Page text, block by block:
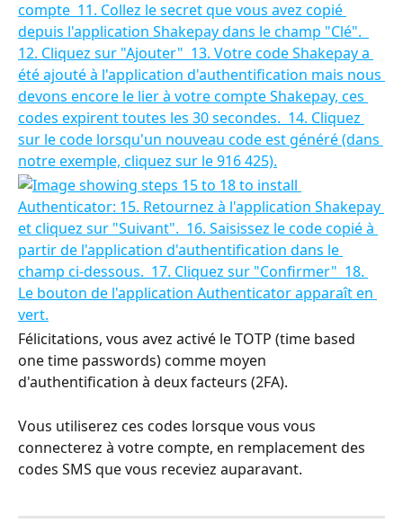
Félicitations, vous avez activé le TOTP (time based
one time passwords) comme moyen
d'authentification à deux facteurs (2FA).
Vous utiliserez ces codes lorsque vous vous
connecterez à votre compte, en remplacement des
codes SMS que vous receviez auparavant.